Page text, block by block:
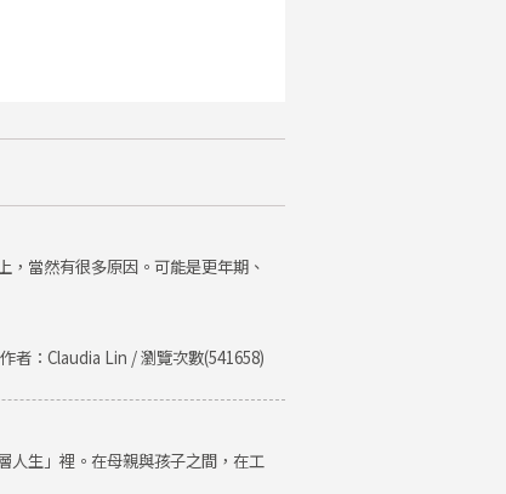
當然有很多原因。可能是更年期、
作者：Claudia Lin / 瀏覽次數(541658)
人生」裡。在母親與孩子之間，在工